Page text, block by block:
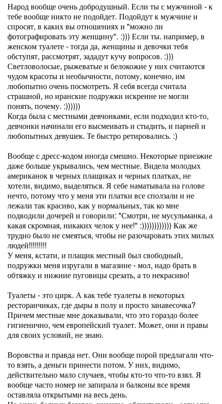
Народ вообще очень добродушный. Если ты с мужчиной - к
тебе вообще никто не подойдет. Подойдут к мужчине и
спросят, в каких вы отношениях и "можно ли
фотографировать эту женщину". :))) Если ты. например, в
женском туалете - тогда да, женщины и девочки тебя
обступят, рассмотрят, зададут кучу вопросов. :)))
Светловолосые, рыжеватые и белокожие у них считаются
чудом красоты и необычности, потому, конечно, им
любопытно очень посмотреть. Я себя всегда считала
страшной, но иранские подружки искренне не могли
понять, почему. :))))))
Когда была с местными девчонками, если подходил кто-то,
девчонки начинали его высмеивать и стыдить, и парней и
любопытных девушек. Те быстро ретировались. :)
Вообще с дресс-кодом иногда смешно. Некоторые приезжие
даже больше укрывались, чем местные. Видела молодых
американок в черных плащиках и черных платках, не
хотели, видимо, выделяться. Я себе наматывала на голове
нечто, потому что у меня эти платки все сползали и не
лежали так красиво, как у нормальных, так ко мне
подводили дочерей и говорили: "Смотри, не мусульманка, а
какая скромная, никаких челок у нее!" :)))))))))))) Как же
трудно было не смеяться, чтобы не разочаровать этих милых
людей!!!!!!!!!
У меня, кстати, и плащик местный был свободный,
подружки меня изругали в магазине - мол, надо брать в
обтяжку и нижние пуговицы срезать, а то некрасиво!
Туалеты - это цирк. А как тебе туалеты в некоторых
ресторанчиках, где дыры в полу и просто занавесочка?
Причем местные мне доказывали, что это гораздо более
гигиенично, чем европейский туалет. Может, они и правы
для своих условий, не знаю.
Воровства и правда нет. Они вообще порой предлагали что-
то взять, а деньги принести потом. У них, видимо,
действительно мало случаев, чтобы кто-то что-то взял. Я
вообще часто номер не запирала и балконы все время
оставляла открытыми на весь день.